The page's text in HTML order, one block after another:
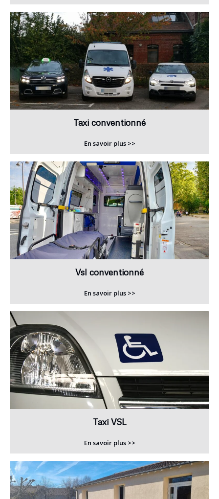
Taxi conventionné
En savoir plus >>
Vsl conventionné
En savoir plus >>
Taxi VSL
En savoir plus >>